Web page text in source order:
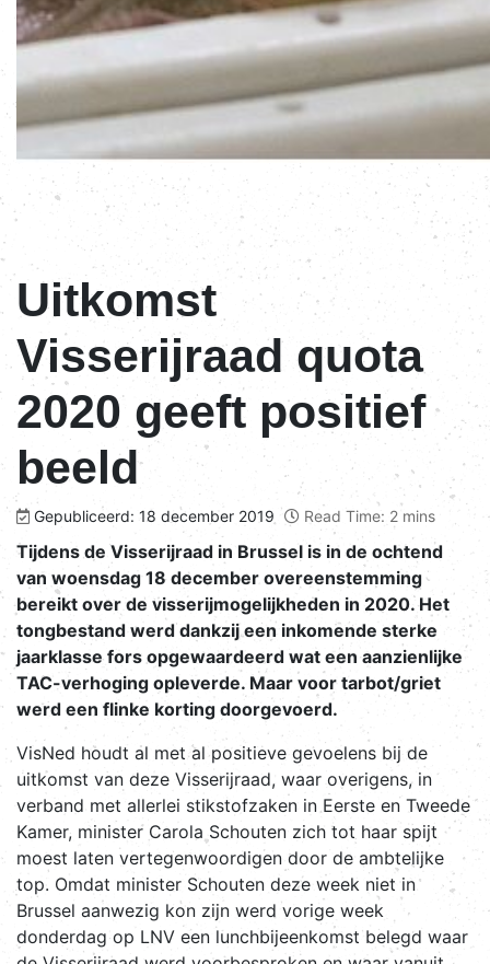
Uitkomst
Visserijraad quota
2020 geeft positief
beeld
Gepubliceerd: 18 december 2019 Read Time: 2 mins
Tijdens de Visserijraad in Brussel is in de ochtend
van woensdag 18 december overeenstemming
bereikt over de visserijmogelijkheden in 2020. Het
tongbestand werd dankzij een inkomende sterke
jaarklasse fors opgewaardeerd wat een aanzienlijke
TAC-verhoging opleverde. Maar voor tarbot/griet
werd een flinke korting doorgevoerd.
VisNed houdt al met al positieve gevoelens bij de
uitkomst van deze Visserijraad, waar overigens, in
verband met allerlei stikstofzaken in Eerste en Tweede
Kamer, minister Carola Schouten zich tot haar spijt
moest laten vertegenwoordigen door de ambtelijke
top. Omdat minister Schouten deze week niet in
Brussel aanwezig kon zijn werd vorige week
donderdag op LNV een lunchbijeenkomst belegd waar